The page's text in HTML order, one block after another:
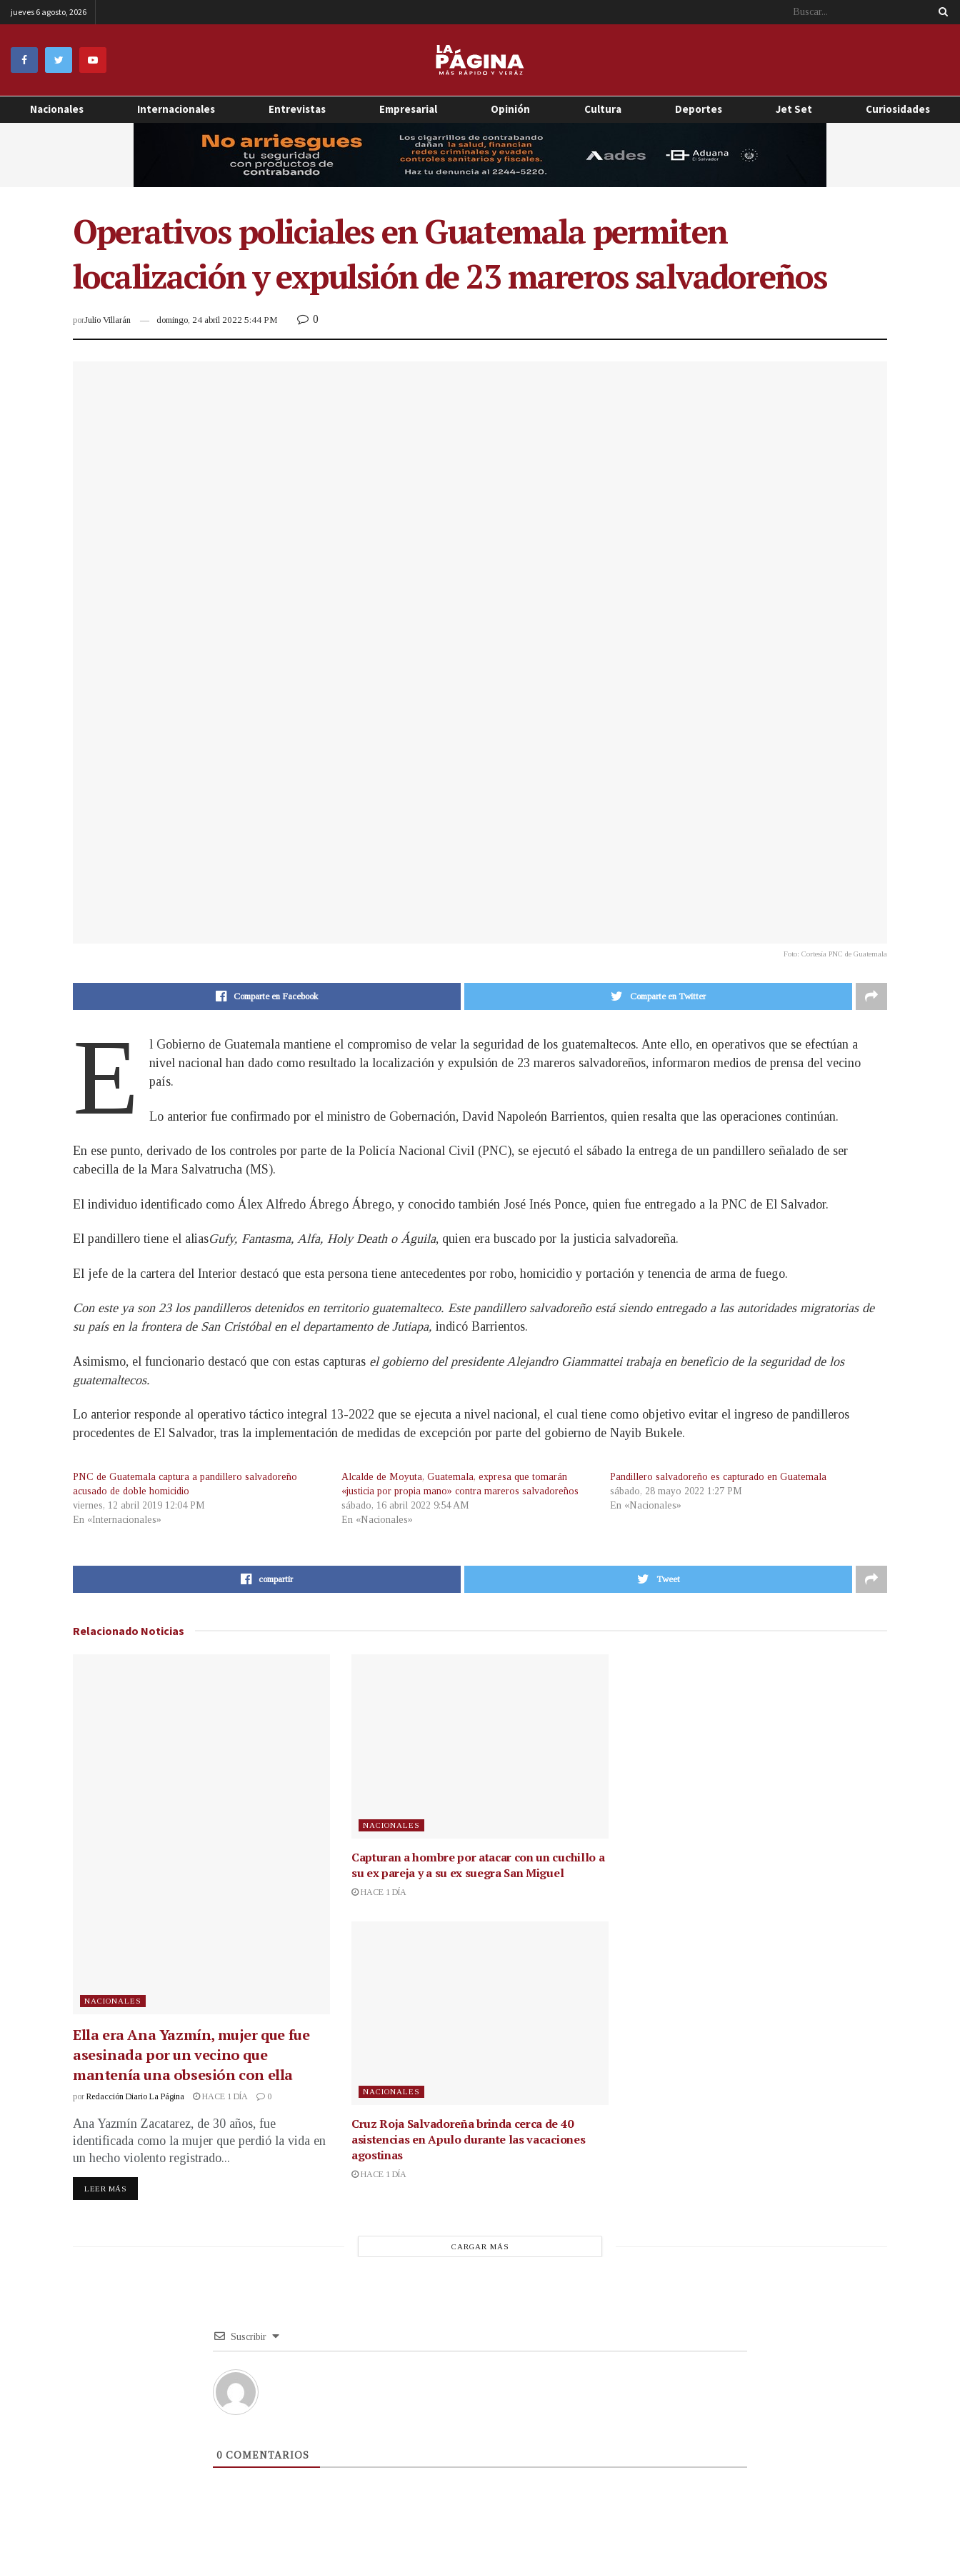
jueves 6 agosto, 2026
Nacionales Internacionales Entrevistas Empresarial Opinión Cultura Deportes Jet Set Curiosidades
Operativos policiales en Guatemala permiten
localización y expulsión de 23 mareros salvadoreños
porJulio Villarán domingo, 24 abril 2022 5:44 PM 0
Foto: Cortesía PNC de Guatemala
Comparte en Facebook Comparte en Twitter
E
l Gobierno de Guatemala mantiene el compromiso de velar la seguridad de los guatemaltecos. Ante ello, en operativos que se efectúan a
nivel nacional han dado como resultado la localización y expulsión de 23 mareros salvadoreños, informaron medios de prensa del vecino
país.
Lo anterior fue confirmado por el ministro de Gobernación, David Napoleón Barrientos, quien resalta que las operaciones continúan.
En ese punto, derivado de los controles por parte de la Policía Nacional Civil (PNC), se ejecutó el sábado la entrega de un pandillero señalado de ser
cabecilla de la Mara Salvatrucha (MS).
El individuo identificado como Álex Alfredo Ábrego Ábrego, y conocido también José Inés Ponce, quien fue entregado a la PNC de El Salvador.
El pandillero tiene el aliasGufy, Fantasma, Alfa, Holy Death o Águila, quien era buscado por la justicia salvadoreña.
El jefe de la cartera del Interior destacó que esta persona tiene antecedentes por robo, homicidio y portación y tenencia de arma de fuego.
Con este ya son 23 los pandilleros detenidos en territorio guatemalteco. Este pandillero salvadoreño está siendo entregado a las autoridades migratorias de
su país en la frontera de San Cristóbal en el departamento de Jutiapa, indicó Barrientos.
Asimismo, el funcionario destacó que con estas capturas el gobierno del presidente Alejandro Giammattei trabaja en beneficio de la seguridad de los
guatemaltecos.
Lo anterior responde al operativo táctico integral 13-2022 que se ejecuta a nivel nacional, el cual tiene como objetivo evitar el ingreso de pandilleros
procedentes de El Salvador, tras la implementación de medidas de excepción por parte del gobierno de Nayib Bukele.
PNC de Guatemala captura a pandillero salvadoreño
acusado de doble homicidio
viernes, 12 abril 2019 12:04 PM
En «Internacionales»
Alcalde de Moyuta, Guatemala, expresa que tomarán
«justicia por propia mano» contra mareros salvadoreños
sábado, 16 abril 2022 9:54 AM
En «Nacionales»
Pandillero salvadoreño es capturado en Guatemala
sábado, 28 mayo 2022 1:27 PM
En «Nacionales»
compartir Tweet
Relacionado Noticias
NACIONALES
Ella era Ana Yazmín, mujer que fue
asesinada por un vecino que
mantenía una obsesión con ella
por Redacción Diario La Página HACE 1 DÍA 0
Ana Yazmín Zacatarez, de 30 años, fue
identificada como la mujer que perdió la vida en
un hecho violento registrado...
LEER MÁS
NACIONALES
Capturan a hombre por atacar con un cuchillo a
su ex pareja y a su ex suegra San Miguel
HACE 1 DÍA
NACIONALES
Cruz Roja Salvadoreña brinda cerca de 40
asistencias en Apulo durante las vacaciones
agostinas
HACE 1 DÍA
CARGAR MÁS
Suscribir
0 COMENTARIOS